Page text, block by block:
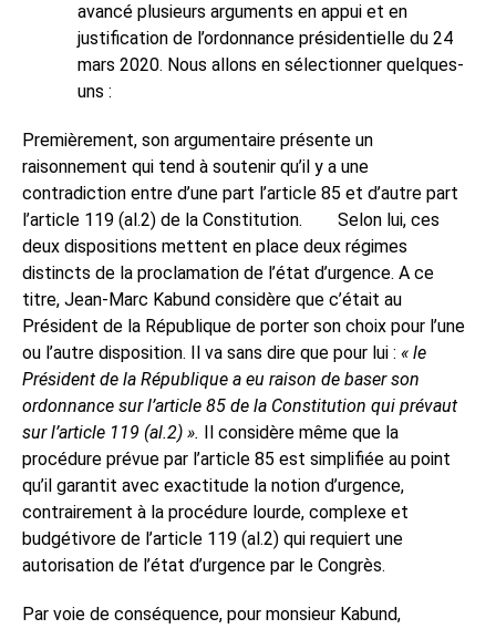
avancé plusieurs arguments en appui et en
justification de l’ordonnance présidentielle du 24
mars 2020. Nous allons en sélectionner quelques-
uns :
Premièrement, son argumentaire présente un
raisonnement qui tend à soutenir qu’il y a une
contradiction entre d’une part l’article 85 et d’autre part
l’article 119 (al.2) de la Constitution.
Selon lui, ces
deux dispositions mettent en place deux régimes
distincts de la proclamation de l’état d’urgence. A ce
titre, Jean-Marc Kabund considère que c’était au
Président de la République de porter son choix pour l’une
ou l’autre disposition. Il va sans dire que pour lui : « le
Président de la République a eu raison de baser son
ordonnance sur l’article 85 de la Constitution qui prévaut
sur l’article 119 (al.2) ».
Il considère même que la
procédure prévue par l’article 85 est simplifiée au point
qu’il garantit avec exactitude la notion d’urgence,
contrairement à la procédure lourde, complexe et
budgétivore de l’article 119 (al.2) qui requiert une
autorisation de l’état d’urgence par le Congrès.
Par voie de conséquence, pour monsieur Kabund,